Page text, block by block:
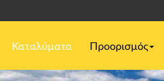
Καταλύματα Προορισμός